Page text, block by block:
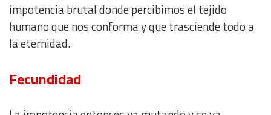
impotencia brutal donde percibimos el tejido
humano que nos conforma y que trasciende todo a
la eternidad.
Fecundidad
Measure advertising performance
Measure content performance
Understand audiences through statistics or combinations
of data from different sources